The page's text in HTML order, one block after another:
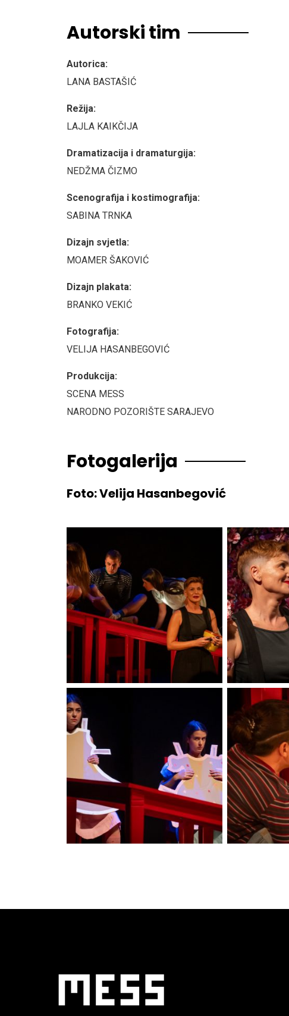
Autorski tim
Autorica:
LANA BASTAŠIĆ
Režija:
LAJLA KAIKČIJA
Dramatizacija i dramaturgija:
NEDŽMA ČIZMO
Scenografija i kostimografija:
SABINA TRNKA
Dizajn svjetla:
MOAMER ŠAKOVIĆ
Dizajn plakata:
BRANKO VEKIĆ
Fotografija:
VELIJA HASANBEGOVIĆ
Produkcija:
SCENA MESS
NARODNO POZORIŠTE SARAJEVO
Fotogalerija
Foto: Velija Hasanbegović